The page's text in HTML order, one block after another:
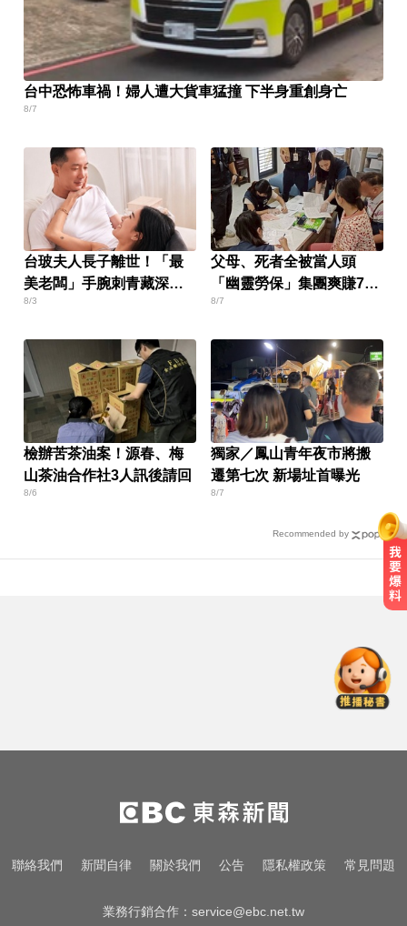
台中恐怖車禍！婦人遭大貨車猛撞 下半身重創身亡
8/7
台玻夫人長子離世！「最
美老闆」手腕刺青藏深情
含意
8/3
父母、死者全被當人頭
「幽靈勞保」集團爽賺700
萬
8/7
檢辦苦茶油案！源春、梅
山茶油合作社3人訊後請回
8/6
獨家／鳳山青年夜市將搬
遷第七次 新場址首曝光
8/7
Recommended by
示警：恐爆敗血症
「白海豚」逼近！最新暴風圈侵襲
率曝 一縣市達59％
中職／日本女星松川星首次來台開
聯絡我們 新聞自律 關於我們 公告 隱私權政策 常見問題
業務行銷合作： service@ebc.net.tw